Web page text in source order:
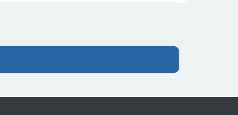
jóvenes, desde los tres meses a los 18